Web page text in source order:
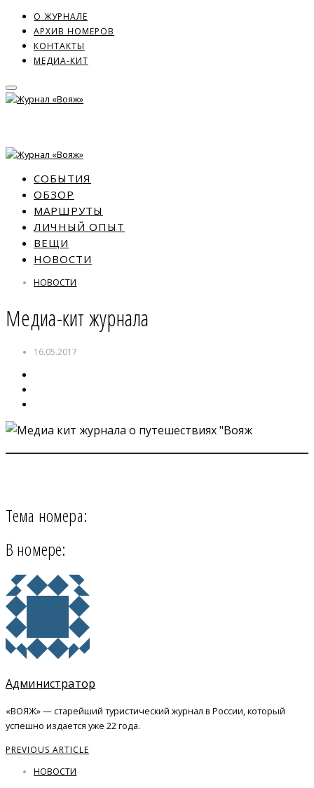
О ЖУРНАЛЕ
АРХИВ НОМЕРОВ
КОНТАКТЫ
МЕДИА-КИТ
СОБЫТИЯ
ОБЗОР
МАРШРУТЫ
ЛИЧНЫЙ ОПЫТ
ВЕЩИ
НОВОСТИ
НОВОСТИ
Медиа-кит журнала
16.05.2017
Тема номера:
В номере:
Администратор
«ВОЯЖ» — старейший туристический журнал в России, который
успешно издается уже 22 года.
PREVIOUS ARTICLE
НОВОСТИ